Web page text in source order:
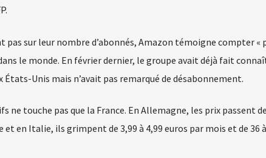
pas sur leur nombre d’abonnés, Amazon témoigne compter «
le monde. En février dernier, le groupe avait déjà fait
États-Unis mais n’avait pas remarqué de désabonnement.
ne touche pas que la France. En Allemagne, les prix passent
et en Italie, ils grimpent de 3,99 à 4,99 euros par mois et de 36